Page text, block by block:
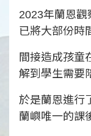
2023年蘭恩
已將大部份時
間接造成孩童
解到學生需要
於是蘭恩進行
蘭嶼唯一的課